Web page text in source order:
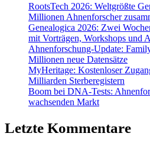
RootsTech 2026: Weltgrößte
Millionen Ahnenforscher
Genealogica 2026: Zwei
mit Vorträgen, Workshops und
Ahnenforschung-Update:
Millionen neue Datensätze
MyHeritage: Kostenloser
Milliarden Sterberegistern
Boom bei DNA-Tests:
wachsenden Markt
Letzte Kommentare